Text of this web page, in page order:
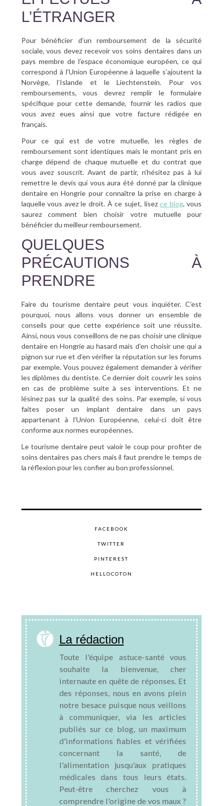
L’ÉTRANGER
Pour bénéficier d’un remboursement de la sécurité
sociale, vous devez recevoir vos soins dentaires dans un
pays membre de l’espace économique européen, ce qui
correspond à l’Union Européenne à laquelle s’ajoutent la
Norvège, l’Islande et le Liechtenstein. Pour vos
remboursements, vous devrez remplir le formulaire
spécifique pour cette demande, fournir les radios que
vous avez eues ainsi que votre facture rédigée en
français.
Pour ce qui est de votre mutuelle, les règles de
remboursement sont identiques mais le montant pris en
charge dépend de chaque mutuelle et du contrat que
vous avez souscrit. Avant de partir, n’hésitez pas à lui
remettre le devis qui vous aura été donné par la clinique
dentaire en Hongrie pour connaître la prise en charge à
laquelle vous avez le droit. À ce sujet, lisezce blog, vous
saurez comment bien choisir votre mutuelle pour
bénéficier du meilleur remboursement.
QUELQUES
PRÉCAUTIONS À
PRENDRE
Faire du tourisme dentaire peut vous inquiéter. C’est
pourquoi, nous allons vous donner un ensemble de
conseils pour que cette expérience soit une réussite.
Ainsi, nous vous conseillons de ne pas choisir une clinique
dentaire en Hongrie au hasard mais d’en choisir une qui a
pignon sur rue et d’en vérifier la réputation sur les forums
par exemple. Vous pouvez également demander à vérifier
les diplômes du dentiste. Ce dernier doit couvrir les soins
en cas de problème suite à ses interventions. Et ne
lésinez pas sur la qualité des soins. Par exemple, si vous
faites poser un implant dentaire dans un pays
appartenant à l’Union Européenne, celui-ci doit être
conforme aux normes européennes.
Le tourisme dentaire peut valoir le coup pour profiter de
soins dentaires pas chers mais il faut prendre le temps de
la réflexion pour les confier au bon professionnel.
FACEBOOK
TWITTER
PINTEREST
HELLOCOTON
La rédaction
Toute l'équipe astuce-santé vous
souhaite la bienvenue, cher
internaute en quête de réponses. Et
des réponses, nous en avons plein
notre besace puisque nous veillons
à communiquer, via les articles
publiés sur ce blog, un maximum
d'informations fiables et vérifiées
concernant la santé, de
l'alimentation jusqu'aux pratiques
médicales dans tous leurs états.
Peut-être cherchez vous à
comprendre l'origine de vos maux ?